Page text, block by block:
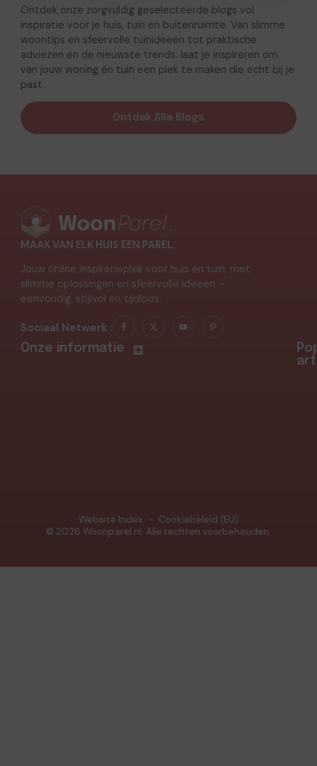
Ontdek onze zorgvuldig geselecteerde blogs vol
inspiratie voor je huis, tuin en buitenruimte. Van slimme
woontips en sfeervolle tuinideeën tot praktische
adviezen en de nieuwste trends: laat je inspireren om
van jouw woning én tuin een plek te maken die echt bij je
past.
Ontdek Alle Blogs
MAAK VAN ELK HUIS EEN PAREL.
Jouw online inspiratieplek voor huis en tuin, met
slimme oplossingen en sfeervolle ideeën –
eenvoudig, stijlvol en tijdloos.
Sociaal Netwerk :
Onze informatie
© 2026 Woonparel.nl. Alle rechten voorbehouden.
Website Index Cookiebeleid (EU)